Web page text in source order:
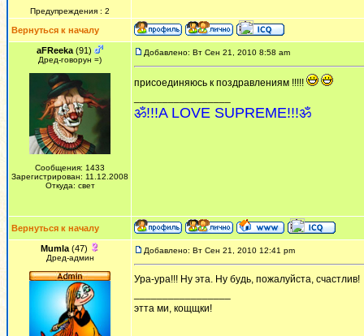
Предупреждения : 2
Вернуться к началу
aFReeka (91)
Дред-говорун =)
Сообщения: 1433
Зарегистрирован: 11.12.2008
Откуда: свет
Добавлено: Вт Сен 21, 2010 8:58 am
присоединяюсь к поздравлениям !!!!!
ॐ!!!A LOVE SUPREME!!!ॐ
Вернуться к началу
Mumla (47)
Дред-админ
Добавлено: Вт Сен 21, 2010 12:41 pm
Ура-ура!!! Ну эта. Ну будь, пожалуйста, счастлив!
этта ми, кощщки!